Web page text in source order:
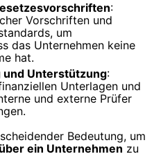
:
Vorschriften und
um
das Unternehmen keine
hat.
Unterstützung:
Unterlagen und
und externe Prüfer
Bedeutung, um
ein Unternehmen zu